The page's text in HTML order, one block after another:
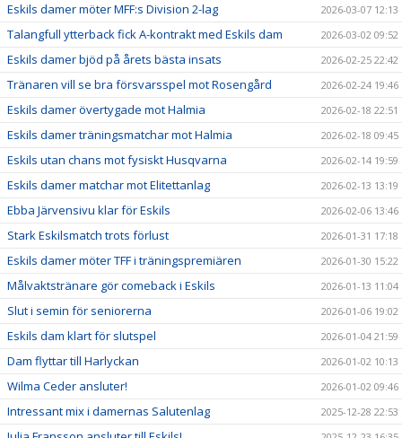
Eskils damer möter MFF:s Division 2-lag 2026-03-07 12:13
Talangfull ytterback fick A-kontrakt med Eskils dam 2026-03-02 09:52
Eskils damer bjöd på årets bästa insats 2026-02-25 22:42
Tränaren vill se bra försvarsspel mot Rosengård 2026-02-24 19:46
Eskils damer övertygade mot Halmia 2026-02-18 22:51
Eskils damer träningsmatchar mot Halmia 2026-02-18 09:45
Eskils utan chans mot fysiskt Husqvarna 2026-02-14 19:59
Eskils damer matchar mot Elitettanlag 2026-02-13 13:19
Ebba Järvensivu klar för Eskils 2026-02-06 13:46
Stark Eskilsmatch trots förlust 2026-01-31 17:18
Eskils damer möter TFF i träningspremiären 2026-01-30 15:22
Målvaktstränare gör comeback i Eskils 2026-01-13 11:04
Slut i semin för seniorerna 2026-01-06 19:02
Eskils dam klart för slutspel 2026-01-04 21:59
Dam flyttar till Harlyckan 2026-01-02 10:13
Wilma Ceder ansluter! 2026-01-02 09:46
Intressant mix i damernas Salutenlag 2025-12-28 22:53